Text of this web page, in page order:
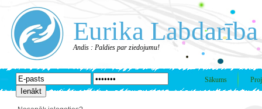
Eurika Labdarība
Andis : Paldies par ziedojumu!
Sākums